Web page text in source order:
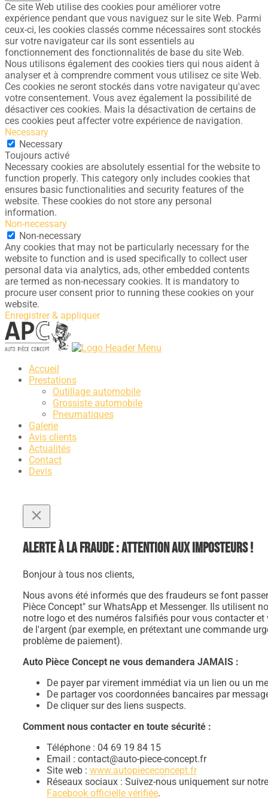
Ce site Web utilise des cookies pour améliorer votre
expérience pendant que vous naviguez sur le site Web. Parmi
ceux-ci, les cookies classés comme nécessaires sont stockés
sur votre navigateur car ils sont essentiels au
fonctionnement des fonctionnalités de base du site Web.
Nous utilisons également des cookies tiers qui nous aident à
analyser et à comprendre comment vous utilisez ce site Web.
Ces cookies ne seront stockés dans votre navigateur qu'avec
votre consentement. Vous avez également la possibilité de
désactiver ces cookies. Mais la désactivation de certains de
ces cookies peut affecter votre expérience de navigation.
Necessary
Necessary
Toujours activé
Necessary cookies are absolutely essential for the website to
function properly. This category only includes cookies that
ensures basic functionalities and security features of the
website. These cookies do not store any personal
information.
Non-necessary
Non-necessary
Any cookies that may not be particularly necessary for the
website to function and is used specifically to collect user
personal data via analytics, ads, other embedded contents
are termed as non-necessary cookies. It is mandatory to
procure user consent prior to running these cookies on your
website.
Enregistrer & appliquer
Accueil
Prestations
Outillage automobile
Grossiste automobile
Pneumatiques
Galerie
Avis clients
Actualités
Contact
Devis
Alerte à la fraude : Attention aux imposteurs !
Bonjour à tous nos clients,
Nous avons été informés que des fraudeurs se font
Pièce Concept" sur WhatsApp et Messenger. Ils utilisent
notre logo et des numéros falsifiés pour vous contacter et
de l'argent (par exemple, en prétextant une commande
problème de paiement).
Auto Pièce Concept ne vous demandera JAMAIS :
De payer par virement immédiat via un lien ou un
De partager vos coordonnées bancaires par
De cliquer sur des liens suspects.
Comment nous contacter en toute sécurité :
Téléphone : 04 69 19 84 15
Email : contact@auto-piece-concept.fr
Site web : www.autopiececoncept.fr
Réseaux sociaux : Suivez-nous uniquement sur
Facebook officielle vérifiée.